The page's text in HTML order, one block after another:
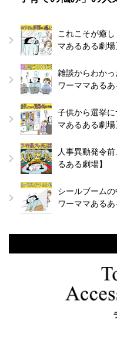
これこそが癒
マあるある劇場
雑談からわか
ワーママあるあ
子供から選挙
マあるある劇場
人事異動発令
るある劇場】
シールブーム
ワーママあるあ